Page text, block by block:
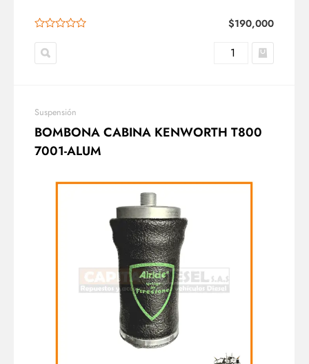
$190,000
Suspensión
BOMBONA CABINA KENWORTH T800
7001-ALUM